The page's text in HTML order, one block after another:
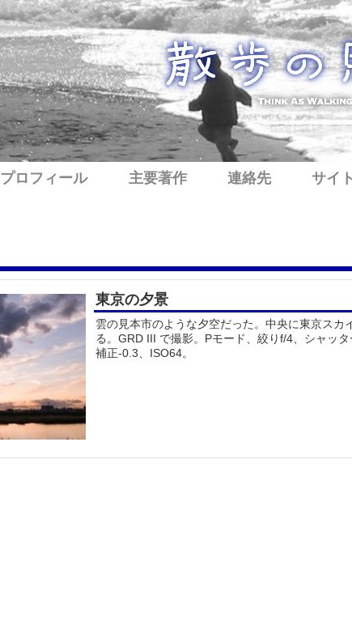
プロフィール 主要著作 連絡先 サイ
東京の夕景
雲の見本市のような夕空だった。中央に東京スカ
る。GRD III で撮影。Pモード、絞りf/4、シャッ
補正-0.3、ISO64。